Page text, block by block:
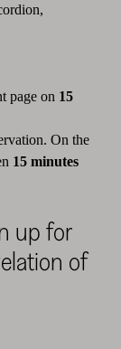
page on 15
On the
15 minutes
up for
of